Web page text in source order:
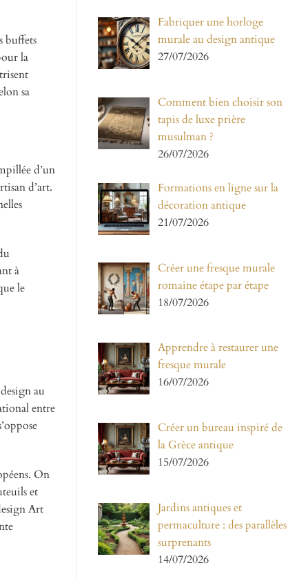
buffets
la
sa
d’un
d’art.
à
le
au
entre
On
et
Art
Fabriquer une horloge
murale au design antique
27/07/2026
Comment bien choisir son
tapis de luxe prière
musulman ?
26/07/2026
Formations en ligne sur la
décoration antique
21/07/2026
Créer une fresque murale
romaine étape par étape
18/07/2026
Apprendre à restaurer une
fresque murale
16/07/2026
Créer un bureau inspiré de
la Grèce antique
15/07/2026
Jardins antiques et
permaculture : des parallèles
surprenants
14/07/2026